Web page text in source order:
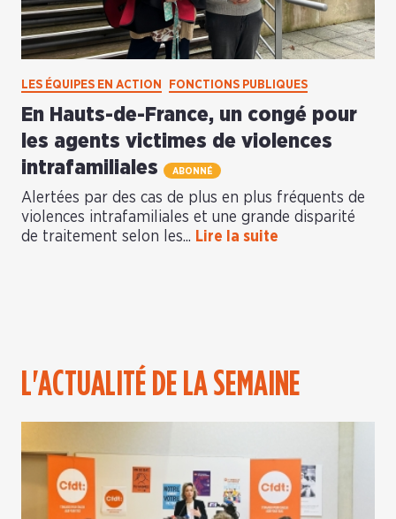
LES ÉQUIPES EN ACTION FONCTIONS PUBLIQUES
En Hauts-de-France, un congé pour
les agents victimes de violences
intrafamiliales
ABONNÉ
Alertées par des cas de plus en plus fréquents de
violences intrafamiliales et une grande disparité
de traitement selon les... Lire la suite
L'ACTUALITÉ DE LA SEMAINE